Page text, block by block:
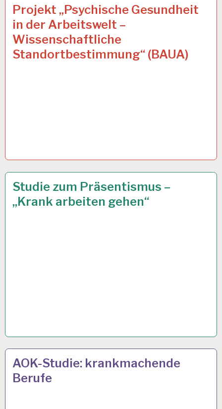
ARBEITSANALYSE…
Projekt „Psychische Gesundheit
in der Arbeitswelt –
Wissenschaftliche
Standortbestimmung“ (BAUA)
12 DEZ. 2019
12-
STUNDEN-
ARBEITSTAG…
Studie zum Präsentismus –
„Krank arbeiten gehen“
28 OKT. 2019
50PLUS…
AOK-Studie: krankmachende
Berufe
23 OKT. 2019